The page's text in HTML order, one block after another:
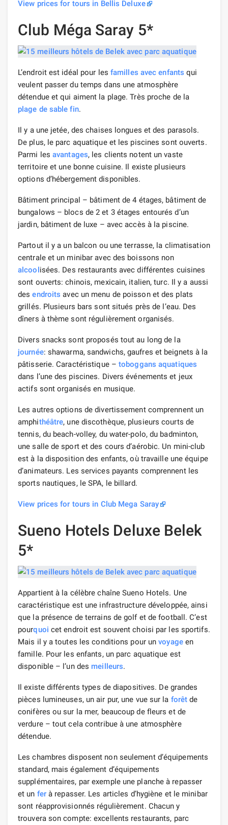
View prices for tours in Bellis Deluxe
Club Méga Saray 5*
L’endroit est idéal pour les familles avec enfants qui
veulent passer du temps dans une atmosphère
détendue et qui aiment la plage. Très proche de la
plage de sable fin.
Il y a une jetée, des chaises longues et des parasols.
De plus, le parc aquatique et les piscines sont ouverts.
Parmi les avantages, les clients notent un vaste
territoire et une bonne cuisine. Il existe plusieurs
options d’hébergement disponibles.
Bâtiment principal – bâtiment de 4 étages, bâtiment de
bungalows – blocs de 2 et 3 étages entourés d’un
jardin, bâtiment de luxe – avec accès à la piscine.
Partout il y a un balcon ou une terrasse, la climatisation
centrale et un minibar avec des boissons non
alcoolisées. Des restaurants avec différentes cuisines
sont ouverts: chinois, mexicain, italien, turc. Il y a aussi
desendroits avec un menu de poisson et des plats
grillés. Plusieurs bars sont situés près de l’eau. Des
dîners à thème sont régulièrement organisés.
Divers snacks sont proposés tout au long de la
journée: shawarma, sandwichs, gaufres et beignets à la
pâtisserie. Caractéristique –toboggans aquatiques
dans l’une des piscines. Divers événements et jeux
actifs sont organisés en musique.
Les autres options de divertissement comprennent un
amphithéâtre, une discothèque, plusieurs courts de
tennis, du beach-volley, du water-polo, du badminton,
une salle de sport et des cours d’aérobic. Un mini-club
est à la disposition des enfants, où travaille une équipe
d’animateurs. Les services payants comprennent les
sports nautiques, le SPA, le billard.
View prices for tours in Club Mega Saray
Sueno Hotels Deluxe Belek
5*
Appartient à la célèbre chaîne Sueno Hotels. Une
caractéristique est une infrastructure développée, ainsi
que la présence de terrains de golf et de football. C’est
pourquoi cet endroit est souvent choisi par les sportifs.
Mais il y a toutes les conditions pour unvoyageen
famille. Pour les enfants, un parc aquatique est
disponible – l’un des meilleurs.
Il existe différents types de diapositives. De grandes
pièces lumineuses, un air pur, une vue sur la forêt de
conifères ou sur la mer, beaucoup de fleurs et de
verdure – tout cela contribue à une atmosphère
détendue.
Les chambres disposent non seulement d’équipements
standard, mais également d’équipements
supplémentaires, par exemple une planche à repasser
et un ferà repasser. Les articles d’hygiène et le minibar
sont réapprovisionnés régulièrement. Chacun y
trouvera son compte: excellents restaurants, parc